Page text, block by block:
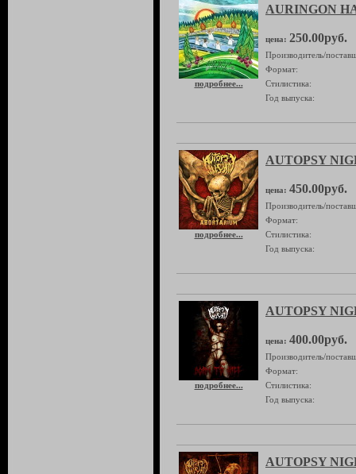
подробнее...
AURINGON
цена: 250.00руб.
Производитель/
Формат:
Стилистика:
Год выпуска:
подробнее...
AUTOPSY
цена: 450.00руб.
Производитель/
Формат:
Стилистика:
Год выпуска:
подробнее...
AUTOPSY
цена: 400.00руб.
Производитель/
Формат:
Стилистика:
Год выпуска:
AUTOPSY